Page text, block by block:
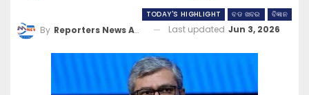
TODAY'S HIGHLIGHT ବଡ ଖବର ବିଜ୍ଞାନ
By Reporters News Agency Last updated Jun 3, 2026